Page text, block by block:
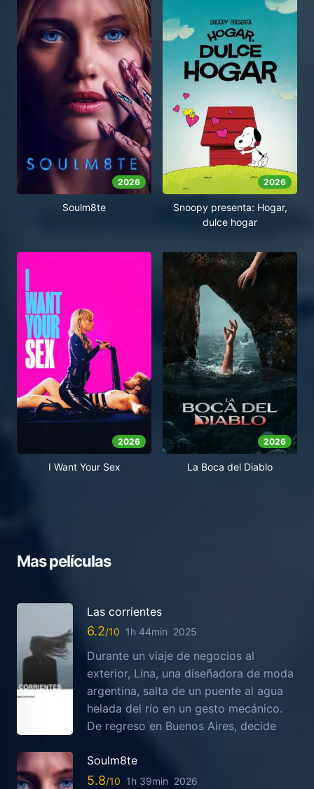
2026
Soulm8te
2026
Snoopy presenta: Hogar,
dulce hogar
2026
I Want Your Sex
2026
La Boca del Diablo
Mas películas
Las corrientes
6.2 1h 44min 2025
Durante un viaje de negocios al
exterior, Lina, una diseñadora de moda
argentina, salta de un puente al agua
helada del río en un gesto mecánico.
De regreso en Buenos Aires, decide
Soulm8te
5.8 1h 39min 2026